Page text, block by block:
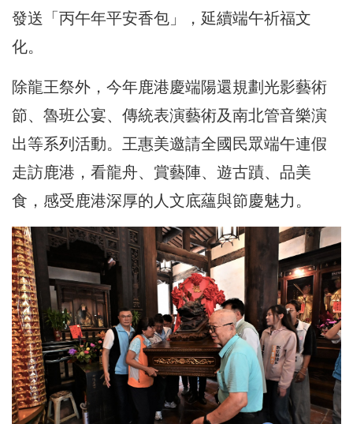
發送「丙午年平安香包」，延續端午祈福文
化。
除龍王祭外，今年鹿港慶端陽還規劃光影藝術
節、魯班公宴、傳統表演藝術及南北管音樂演
出等系列活動。王惠美邀請全國民眾端午連假
走訪鹿港，看龍舟、賞藝陣、遊古蹟、品美
食，感受鹿港深厚的人文底蘊與節慶魅力。